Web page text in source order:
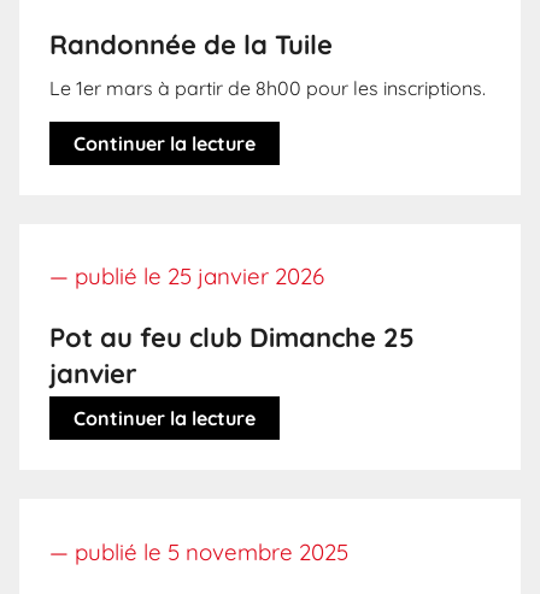
Randonnée de la Tuile
Le 1er mars à partir de 8h00 pour les inscriptions.
Continuer la lecture
— publié le 25 janvier 2026
Pot au feu club Dimanche 25
janvier
Continuer la lecture
— publié le 5 novembre 2025